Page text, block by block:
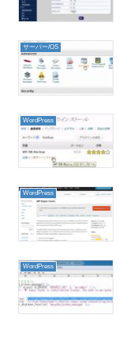
サーバー/OS
WordPress
WordPress
WordPress